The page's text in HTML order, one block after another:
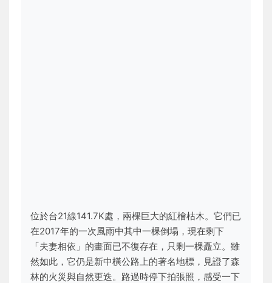
位於台21線141.7K處，兩棵巨大的紅檜枯木。它們已
在2017年的一次風雨中其中一棵倒塌，現在剩下
「夫妻相依」的畫面已不復存在，只剩一棵矗立。雖
然如此，它仍是新中橫公路上的著名地標，見證了森
林的火災與自然更迭。路過時停下拍張照，感受一下